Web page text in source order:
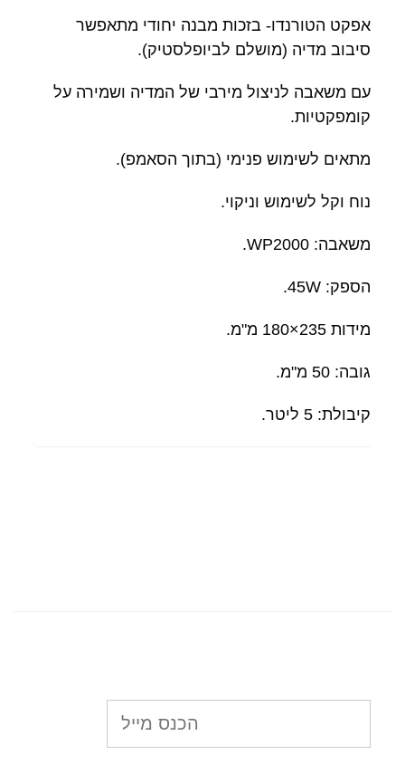
אפקט הטורנדו- בזכות מבנה יחודי מתאפשר
סיבוב מדיה (מושלם לביופלסטיק).
עם משאבה לניצול מירבי של המדיה ושמירה על
קומפקטיות.
מתאים לשימוש פנימי (בתוך הסאמפ).
נוח וקל לשימוש וניקוי.
משאבה: WP2000.
הספק: 45W.
מידות 235×180 מ"מ.
גובה: 50 מ"מ.
קיבולת: 5 ליטר.